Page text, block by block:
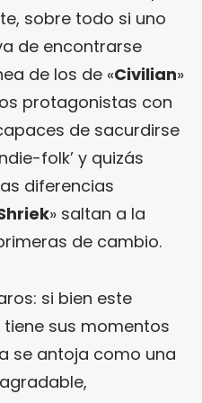
sobre todo si uno
de encontrarse
de los de «Civilian»
protagonistas con
de sacurdirse
folk’ y quizás
diferencias
» saltan a la
de cambio.
si bien este
sus momentos
se antoja como una